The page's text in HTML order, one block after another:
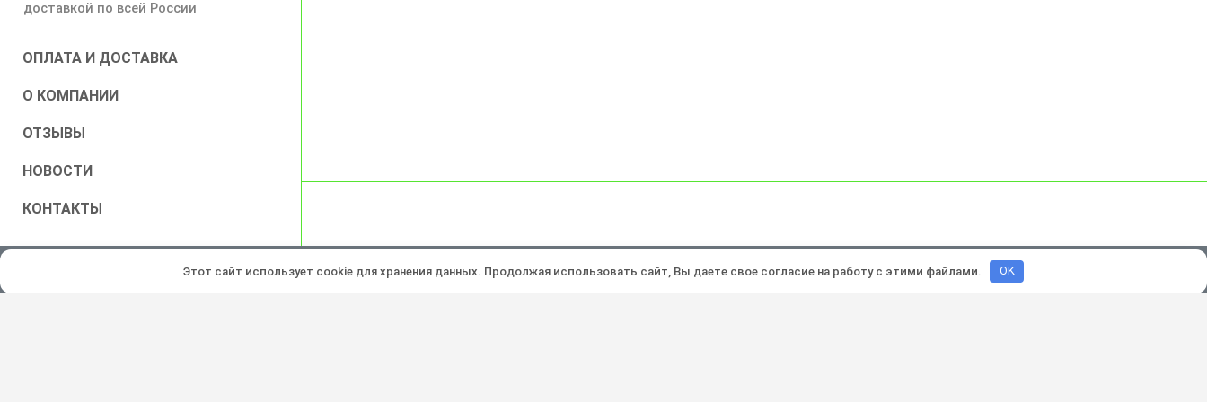
доставкой по всей России
ОПЛАТА И ДОСТАВКА
О КОМПАНИИ
ОТЗЫВЫ
НОВОСТИ
КОНТАКТЫ
Все права защищены © 2026 Политика конфиденциальности Разработка и продвижение:Lukevium
Этот сайт использует cookie для хранения данных. Продолжая использовать сайт, Вы даете свое согласие на работу с этими файлами. OK